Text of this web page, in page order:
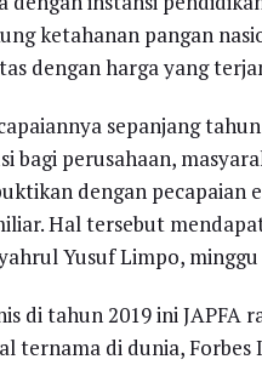
ketahanan pangan
dengan harga yang
sepanjang
perusahaan,
dengan pecapaian
Hal tersebut
Yusuf Limpo,
di tahun 2019 ini JAPFA
ternama di dunia, Forbes